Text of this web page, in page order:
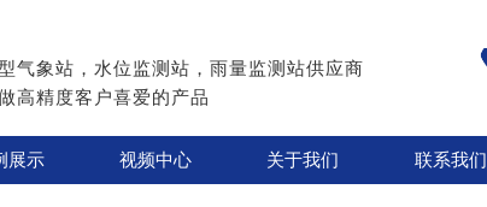
气象站，水位监测站，雨量监测站供应商
高精度客户喜爱的产品
展示 视频中心 关于我们 联系我们